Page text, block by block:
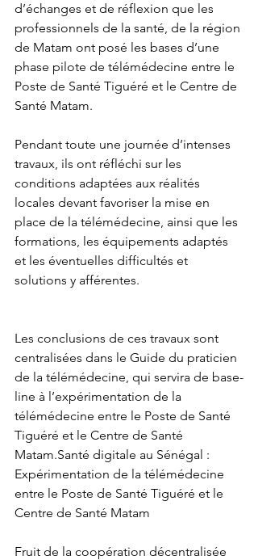
d’échanges et de réflexion que les
professionnels de la santé, de la région
de Matam ont posé les bases d’une
phase pilote de télémédecine entre le
Poste de Santé Tiguéré et le Centre de
Santé Matam.
Pendant toute une journée d’intenses
travaux, ils ont réfléchi sur les
conditions adaptées aux réalités
locales devant favoriser la mise en
place de la télémédecine, ainsi que les
formations, les équipements adaptés
et les éventuelles difficultés et
solutions y afférentes.
Les conclusions de ces travaux sont
centralisées dans le Guide du praticien
de la télémédecine, qui servira de base-
line à l’expérimentation de la
télémédecine entre le Poste de Santé
Tiguéré et le Centre de Santé
Matam.Santé digitale au Sénégal :
Expérimentation de la télémédecine
entre le Poste de Santé Tiguéré et le
Centre de Santé Matam
Fruit de la coopération décentralisée